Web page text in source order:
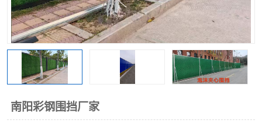
南阳彩钢围挡厂家